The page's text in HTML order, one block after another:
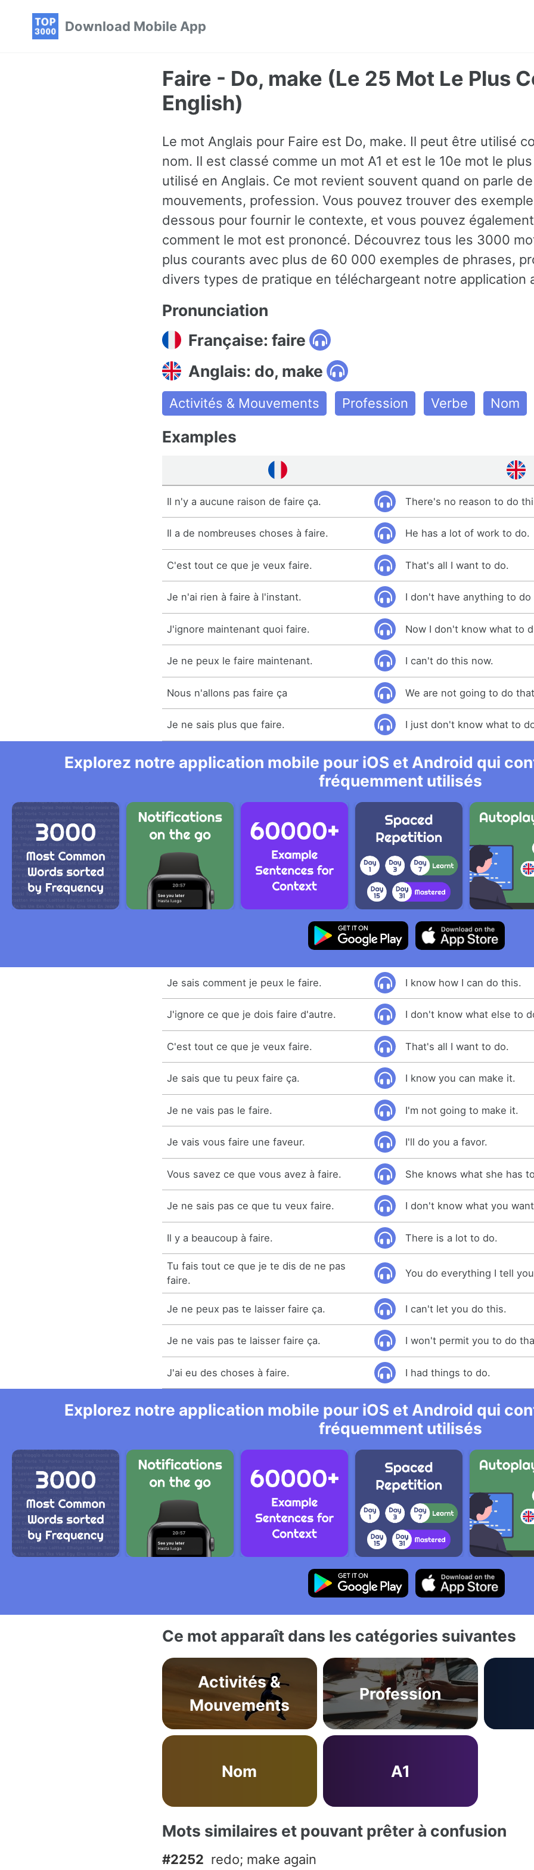
Download Mobile App
Faire - Do, make (Le 25 Mot Le Plus
English)
Le mot Anglais pour Faire est Do, make. Il peut être utilisé
nom. Il est classé comme un mot A1 et est le 10e mot le
utilisé en Anglais. Ce mot revient souvent quand on parle
mouvements, profession. Vous pouvez trouver des
dessous pour fournir le contexte, et vous pouvez
comment le mot est prononcé. Découvrez tous les 3000
plus courants avec plus de 60 000 exemples de phrases,
divers types de pratique en téléchargeant notre application
Pronunciation
Française: faire
Anglais: do, make
Activités & Mouvements Profession Verbe Nom
Examples
Il n'y a aucune raison de faire ça. There's no reason to do
Il a de nombreuses choses à faire. He has a lot of work to do.
C'est tout ce que je veux faire. That's all I want to do.
Je n'ai rien à faire à l'instant. I don't have anything to
J'ignore maintenant quoi faire. Now I don't know what to
Je ne peux le faire maintenant. I can't do this now.
Nous n'allons pas faire ça We are not going to do
Je ne sais plus que faire. I just don't know what to
Explorez notre application mobile pour iOS et Android qui
fréquemment utilisés
Je sais comment je peux le faire. I know how I can do this.
J'ignore ce que je dois faire d'autre. I don't know what else to
C'est tout ce que je veux faire. That's all I want to do.
Je sais que tu peux faire ça. I know you can make it.
Je ne vais pas le faire. I'm not going to make it.
Je vais vous faire une faveur. I'll do you a favor.
Vous savez ce que vous avez à faire. She knows what she has
Je ne sais pas ce que tu veux faire. I don't know what you
Il y a beaucoup à faire. There is a lot to do.
Tu fais tout ce que je te dis de ne pas
faire.
You do everything I tell
Je ne peux pas te laisser faire ça. I can't let you do this.
Je ne vais pas te laisser faire ça. I won't permit you to do
J'ai eu des choses à faire. I had things to do.
Explorez notre application mobile pour iOS et Android qui
fréquemment utilisés
Ce mot apparaît dans les catégories suivantes
Activités &
Mouvements
Profession
Nom A1
Mots similaires et pouvant prêter à confusion
#2252 redo; make again